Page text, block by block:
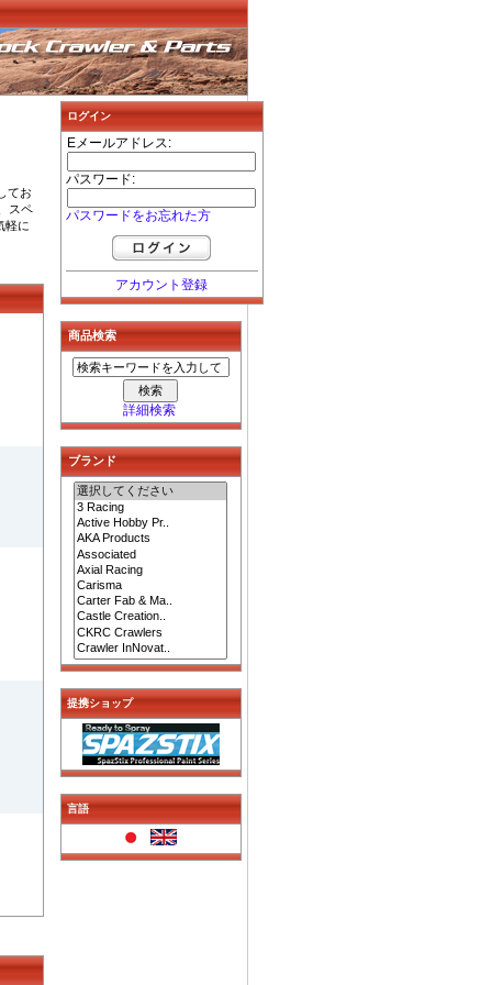
てお
スペ
軽に
ログイン
Eメールアドレス:
パスワード:
パスワードをお忘れた方
アカウント登録
商品検索
詳細検索
ブランド
提携ショップ
言語